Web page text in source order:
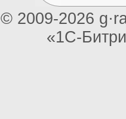
© 2009-2026
«1С-